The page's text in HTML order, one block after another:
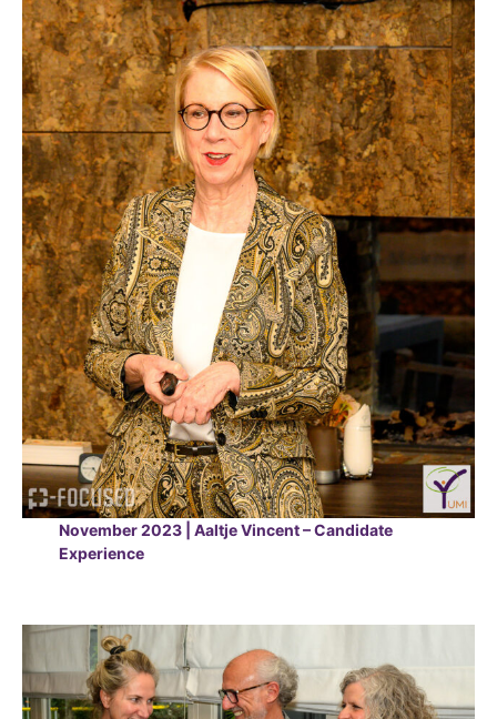
November 2023 | Aaltje Vincent – Candidate
Experience